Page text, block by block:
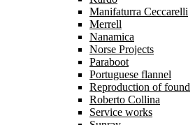
Manifaturra Ceccarelli
Merrell
Nanamica
Norse Projects
Paraboot
Portuguese flannel
Reproduction of found
Roberto Collina
Service works